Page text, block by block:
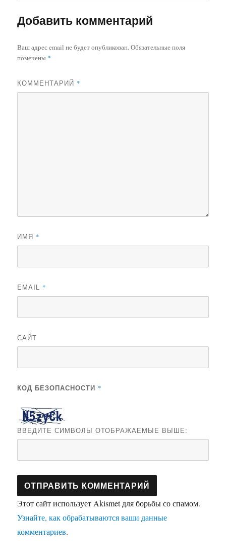
Добавить комментарий
Ваш адрес email не будет опубликован.Обязательные поля
помечены *
КОММЕНТАРИЙ *
ИМЯ *
EMAIL *
САЙТ
КОД БЕЗОПАСНОСТИ *
ВВЕДИТЕ СИМВОЛЫ ОТОБРАЖАЕМЫЕ ВЫШЕ:
Этот сайт использует Akismet для борьбы со спамом.
Узнайте, как обрабатываются ваши данные
комментариев.